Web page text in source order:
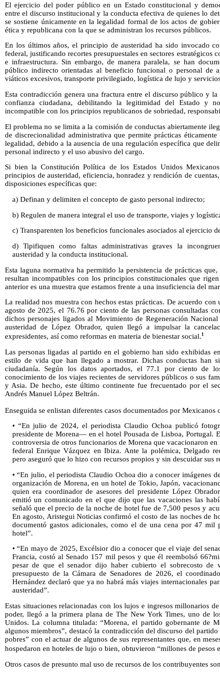
El ejercicio del poder público en un Estado constitucional y
entre el discurso institucional y la conducta efectiva de quienes lo
se sostiene únicamente en la legalidad formal de los actos de
ética y republicana con la que se administran los recursos públicos.
En los últimos años, el principio de austeridad ha sido invocado
federal, justificando recortes presupuestales en sectores estratégicos
e infraestructura. Sin embargo, de manera paralela, se han
público indirecto orientadas al beneficio funcional o personal de
viáticos excesivos, transporte privilegiado, logística de lujo y
Esta contradicción genera una fractura entre el discurso público y
confianza ciudadana, debilitando la legitimidad del Estado y
incompatible con los principios republicanos de sobriedad,
El problema no se limita a la comisión de conductas abiertamente
de discrecionalidad administrativa que permite prácticas
legalidad, debido a la ausencia de una regulación específica que
personal indirecto y el uso abusivo del cargo.
Si bien la Constitución Política de los Estados Unidos
principios de austeridad, eficiencia, honradez y rendición de
disposiciones específicas que:
a) Definan y delimiten el concepto de gasto personal indirecto;
b) Regulen de manera integral el uso de transporte, viajes y
c) Transparenten los beneficios funcionales asociados al ejercicio
d) Tipifiquen como faltas administrativas graves la
austeridad y la conducta institucional.
Esta laguna normativa ha permitido la persistencia de prácticas
resultan incompatibles con los principios constitucionales que
anterior es una muestra que estamos frente a una insuficiencia del
La realidad nos muestra con hechos estas prácticas. De acuerdo
agosto de 2025, el 76.76 por ciento de las personas consultadas
dichos personajes ligados al Movimiento de Regeneración
austeridad de López Obrador, quien llegó a impulsar la
expresidentes, así como reformas en materia de bienestar social.1
Las personas ligadas al partido en el gobierno han sido exhibidas
estilo de vida que han llegado a mostrar. Dichas conductas han
ciudadanía. Según los datos aportados, el 77.1 por ciento de
conocimiento de los viajes recientes de servidores públicos o sus
y Asia. De hecho, este último continente fue frecuentado por el
Andrés Manuel López Beltrán.
Enseguida se enlistan diferentes casos documentados por
• “En julio de 2024, el periodista Claudio Ochoa publicó
presidente de Morena— en el hotel Pousada de Lisboa, Portugal.
controversia de otros funcionarios de Morena que vacacionaron
federal Enrique Vázquez en Ibiza. Ante la polémica, Delgado
pero aseguró que lo hizo con recursos propios y sin descuidar sus
• “En julio, el periodista Claudio Ochoa dio a conocer imágenes
organización de Morena, en un hotel de Tokio, Japón,
quien era coordinador de asesores del presidente López
emitió un comunicado en el que dijo que las vacaciones las
señaló que el precio de la noche de hotel fue de 7,500 pesos y
En agosto, Aristegui Noticias confirmó el costo de las noches de
documentó gastos adicionales, como el de una cena por 47 mil
hotel”.
• “En mayo de 2025, Excélsior dio a conocer que el viaje del
Francia, costó al Senado 157 mil pesos y que él reembolsó
pesar de que el senador dijo haber cubierto el sobrecosto de
presupuesto de la Cámara de Senadores de 2026, el
Hernández declaró que ya no habrá más viajes internacionales
austeridad”.
Estas situaciones relacionadas con los lujos e ingresos millonarios
poder, llegó a la primera plana de The New York Times, uno de
Unidos. La columna titulada: “Morena, el partido gobernante de
algunos miembros”, destacó la contradicción del discurso del
pobres” con el actuar de algunos de sus representantes que, en
hospedaron en hoteles de lujo o bien, obtuvieron “millones de pesos
Otros casos de presunto mal uso de recursos de los contribuyentes